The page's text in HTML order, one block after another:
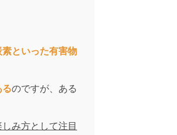
といった有害物
るのですが、ある
み方として注目